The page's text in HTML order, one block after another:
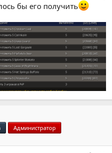
бы его получить
Администратор